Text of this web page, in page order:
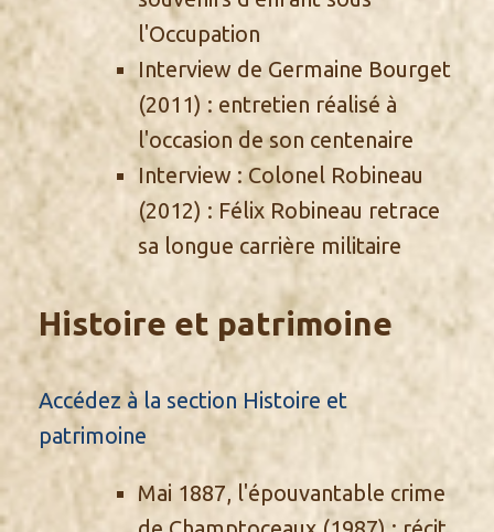
l'Occupation
Interview de Germaine Bourget
(2011) : entretien réalisé à
l'occasion de son centenaire
Interview : Colonel Robineau
(2012) : Félix Robineau retrace
sa longue carrière militaire
Histoire et patrimoine
Accédez à la section Histoire et
patrimoine
Mai 1887, l'épouvantable crime